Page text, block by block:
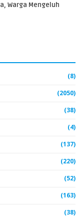
Warga Mengeluh
(8)
(2050)
(38)
(4)
(137)
(220)
(52)
(163)
(38)